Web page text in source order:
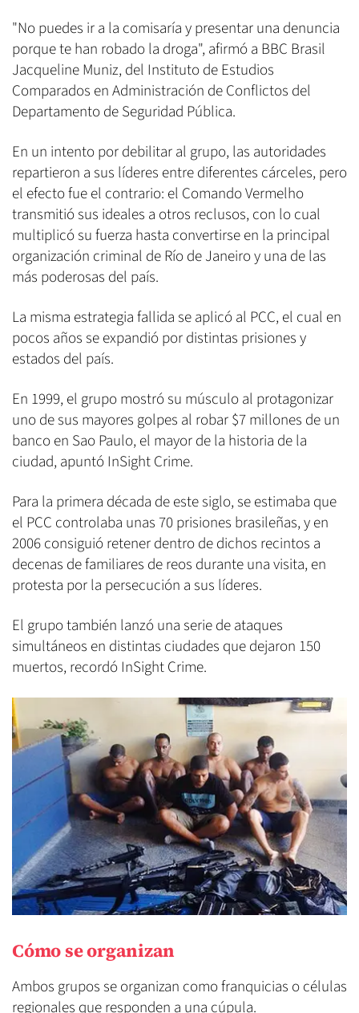
"No puedes ir a la comisaría y presentar una denuncia
porque te han robado la droga", afirmó a BBC Brasil
Jacqueline Muniz, del Instituto de Estudios
Comparados en Administración de Conflictos del
Departamento de Seguridad Pública.
En un intento por debilitar al grupo, las autoridades
repartieron a sus líderes entre diferentes cárceles, pero
el efecto fue el contrario: el Comando Vermelho
transmitió sus ideales a otros reclusos, con lo cual
multiplicó su fuerza hasta convertirse en la principal
organización criminal de Río de Janeiro y una de las
más poderosas del país.
La misma estrategia fallida se aplicó al PCC, el cual en
pocos años se expandió por distintas prisiones y
estados del país.
En 1999, el grupo mostró su músculo al protagonizar
uno de sus mayores golpes al robar $7 millones de un
banco en Sao Paulo, el mayor de la historia de la
ciudad, apuntó InSight Crime.
Para la primera década de este siglo, se estimaba que
el PCC controlaba unas 70 prisiones brasileñas, y en
2006 consiguió retener dentro de dichos recintos a
decenas de familiares de reos durante una visita, en
protesta por la persecución a sus líderes.
El grupo también lanzó una serie de ataques
simultáneos en distintas ciudades que dejaron 150
muertos, recordó InSight Crime.
Cómo se organizan
Ambos grupos se organizan como franquicias o células
regionales que responden a una cúpula.